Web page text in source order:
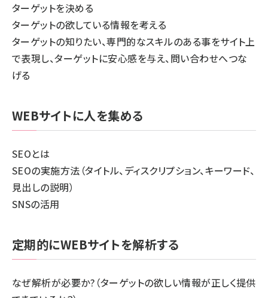
ターゲットを決める
ターゲットの欲している情報を考える
ターゲットの知りたい、専門的なスキルのある事をサイト上
で表現し、ターゲットに安心感を与え、問い合わせへつな
げる
WEBサイトに人を集める
SEOとは
SEOの実施方法（タイトル、ディスクリプション、キーワード、
見出しの説明）
SNSの活用
定期的にWEBサイトを解析する
なぜ解析が必要か?（ターゲットの欲しい情報が正しく提供